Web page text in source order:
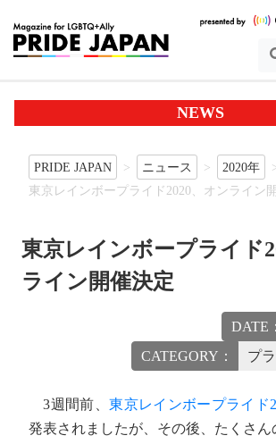
NEWS
PRIDE JAPAN ニュース 2020年
東京レインボープライド2020、オンライン
東京レインボープライド
ライン開催決定
DATE：
CATEGORY：
プ
3週間前、東京レインボープライド
発表されましたが、その後、たくさん